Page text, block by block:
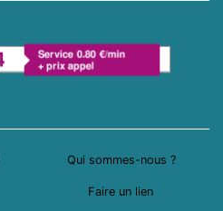
Qui sommes-nous ?
Faire un lien